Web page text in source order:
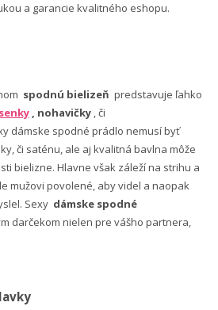
a garancie kvalitného eshopu.
spodnú bielizeň predstavuje ľahko
, nohavičky , či
dámske spodné prádlo nemusí byť
či saténu, ale aj kvalitná bavlna môže
bielizne. Hlavne však záleží na strihu a
mužovi povolené, aby videl a naopak
Sexy dámske spodné
darčekom nielen pre vášho partnera,